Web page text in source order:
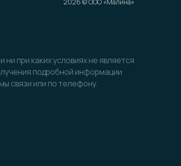
при каких условиях не является
подробной информации
связи или по телефону.